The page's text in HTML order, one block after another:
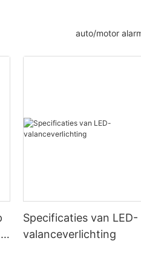
auto/motor
Specificaties van LED-
valanceverlichting